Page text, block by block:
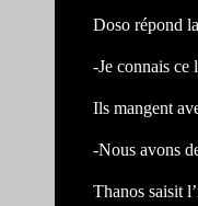
Doso répond
-Je connais ce
Ils mangent
-Nous avons
Thanos saisit